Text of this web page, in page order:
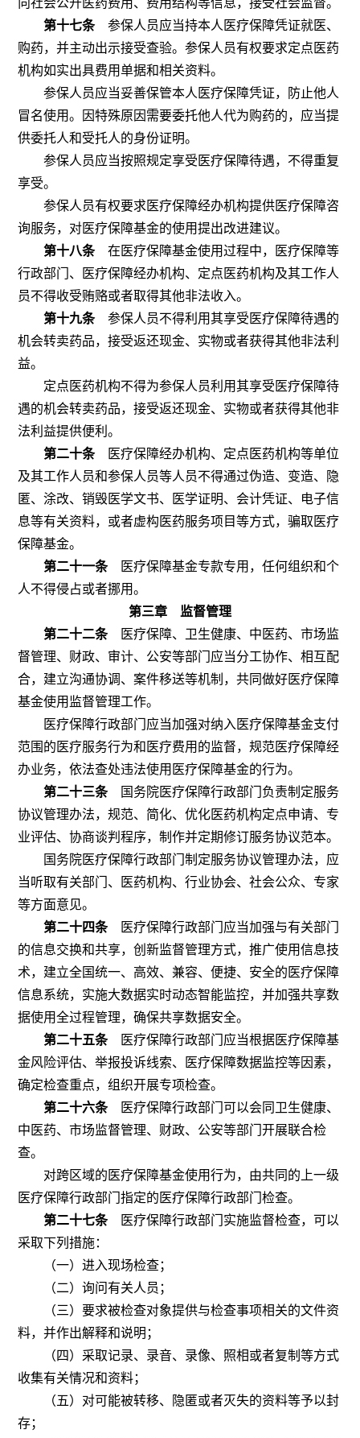
向社会公开医药费用、费用结构等信息，接受社会监督。
第十七条参保人员应当持本人医疗保障凭证就医、
购药，并主动出示接受查验。参保人员有权要求定点医药
机构如实出具费用单据和相关资料。
参保人员应当妥善保管本人医疗保障凭证，防止他人
冒名使用。因特殊原因需要委托他人代为购药的，应当提
供委托人和受托人的身份证明。
参保人员应当按照规定享受医疗保障待遇，不得重复
享受。
参保人员有权要求医疗保障经办机构提供医疗保障咨
询服务，对医疗保障基金的使用提出改进建议。
第十八条在医疗保障基金使用过程中，医疗保障等
行政部门、医疗保障经办机构、定点医药机构及其工作人
员不得收受贿赂或者取得其他非法收入。
第十九条参保人员不得利用其享受医疗保障待遇的
机会转卖药品，接受返还现金、实物或者获得其他非法利
益。
定点医药机构不得为参保人员利用其享受医疗保障待
遇的机会转卖药品，接受返还现金、实物或者获得其他非
法利益提供便利。
第二十条医疗保障经办机构、定点医药机构等单位
及其工作人员和参保人员等人员不得通过伪造、变造、隐
匿、涂改、销毁医学文书、医学证明、会计凭证、电子信
息等有关资料，或者虚构医药服务项目等方式，骗取医疗
保障基金。
第二十一条医疗保障基金专款专用，任何组织和个
人不得侵占或者挪用。
第三章 监督管理
第二十二条医疗保障、卫生健康、中医药、市场监
督管理、财政、审计、公安等部门应当分工协作、相互配
合，建立沟通协调、案件移送等机制，共同做好医疗保障
基金使用监督管理工作。
医疗保障行政部门应当加强对纳入医疗保障基金支付
范围的医疗服务行为和医疗费用的监督，规范医疗保障经
办业务，依法查处违法使用医疗保障基金的行为。
第二十三条国务院医疗保障行政部门负责制定服务
协议管理办法，规范、简化、优化医药机构定点申请、专
业评估、协商谈判程序，制作并定期修订服务协议范本。
国务院医疗保障行政部门制定服务协议管理办法，应
当听取有关部门、医药机构、行业协会、社会公众、专家
等方面意见。
第二十四条医疗保障行政部门应当加强与有关部门
的信息交换和共享，创新监督管理方式，推广使用信息技
术，建立全国统一、高效、兼容、便捷、安全的医疗保障
信息系统，实施大数据实时动态智能监控，并加强共享数
据使用全过程管理，确保共享数据安全。
第二十五条医疗保障行政部门应当根据医疗保障基
金风险评估、举报投诉线索、医疗保障数据监控等因素，
确定检查重点，组织开展专项检查。
第二十六条医疗保障行政部门可以会同卫生健康、
中医药、市场监督管理、财政、公安等部门开展联合检
查。
对跨区域的医疗保障基金使用行为，由共同的上一级
医疗保障行政部门指定的医疗保障行政部门检查。
第二十七条医疗保障行政部门实施监督检查，可以
采取下列措施：
（一）进入现场检查；
（二）询问有关人员；
（三）要求被检查对象提供与检查事项相关的文件资
料，并作出解释和说明；
（四）采取记录、录音、录像、照相或者复制等方式
收集有关情况和资料；
（五）对可能被转移、隐匿或者灭失的资料等予以封
存；